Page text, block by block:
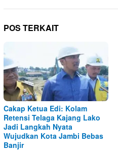
POS TERKAIT
Cakap Ketua Edi: Kolam
Retensi Telaga Kajang Lako
Jadi Langkah Nyata
Wujudkan Kota Jambi Bebas
Banjir